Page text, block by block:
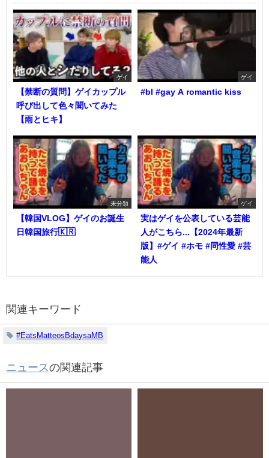
ゲイ
【禁断の質問】ゲイカップル
呼び出して色々聞いてみた
【雨とヒキ】
ゲイ
#bl #gay A romantic kiss
未分類
【韓国VLOG】ゲイのお誕生
日韓国旅行🇰🇷
ゲイ
実はゲイを公表している芸能
人がこちら...【2024年最新
版】#ゲイ #ホモ #同性愛 #芸
能人
関連キーワード
#EatsMatteosBdaysaMB
ニュースの関連記事